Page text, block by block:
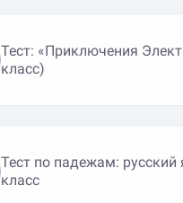
Тест: «Приключения
класс)
Тест по падежам: русский
класс